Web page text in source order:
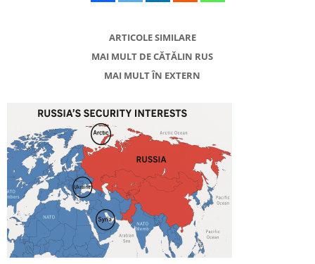
ARTICOLE SIMILARE
MAI MULT DE CĂTĂLIN RUS
MAI MULT ÎN EXTERN